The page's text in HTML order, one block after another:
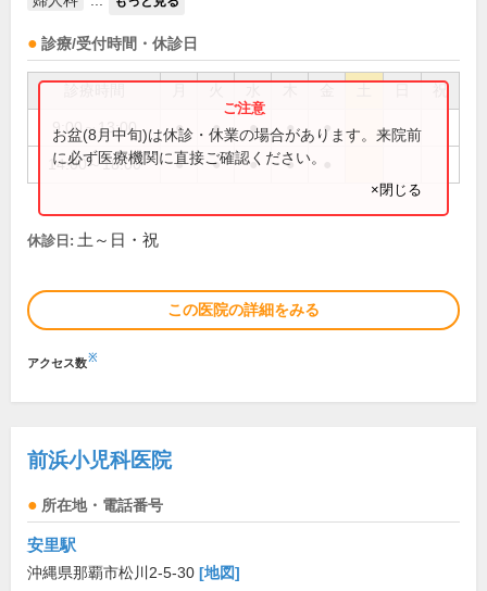
診療/受付時間・休診日
祝
9:00～13:00 ● ● ● ● ●
14:00～18:00 ● ● ● ●
お盆(8月中旬)は休診・休業の場合があります。来院前
に必ず医療機関に直接ご確認ください。
×閉じる
休診日: 土～日・祝
この医院の詳細をみる
アクセス数※
前浜小児科医院
所在地・電話番号
安里駅
沖縄県那覇市松川2-5-30 [地図]